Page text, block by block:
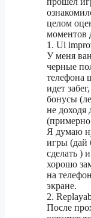
целом
моментов
1. Ui
У меня
черные
телефона
идет
бонусы
не доходя
Я думаю
игры (дай
сделать )
хорошо
на
экране.
2.
После